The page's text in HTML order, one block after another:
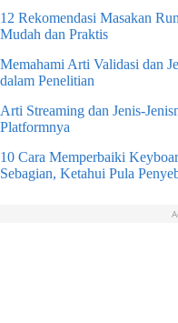
12 Rekomendasi Masakan
Mudah dan Praktis
Memahami Arti Validasi dan
dalam Penelitian
Arti Streaming dan Jenis-
Platformnya
10 Cara Memperbaiki
Sebagian, Ketahui Pula